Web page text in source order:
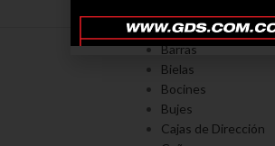
Axiales
Barras
Bielas
Bocines
Bujes
Cajas de Dirección